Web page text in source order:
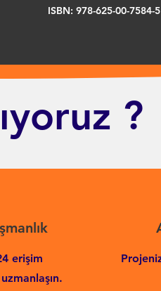
ISBN: 978-625-00-7584-5
?
erişim